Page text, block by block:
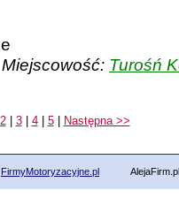
Turośń
2| 3| 4| 5| Następna >>
FirmyMotoryzacyjne.pl AlejaFirm.pl